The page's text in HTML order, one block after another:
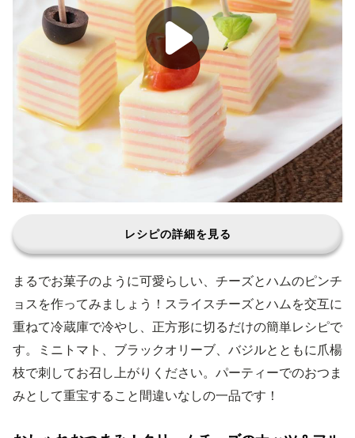
レシピの詳細を見る
まるでお菓子のように可愛らしい、チーズとハムのピンチ
ョスを作ってみましょう！スライスチーズとハムを交互に
重ねて冷蔵庫で冷やし、正方形に切るだけの簡単レシピで
す。ミニトマト、ブラックオリーブ、バジルとともに爪楊
枝で刺してお召し上がりください。パーティーでのおつま
みとして重宝すること間違いなしの一品です！